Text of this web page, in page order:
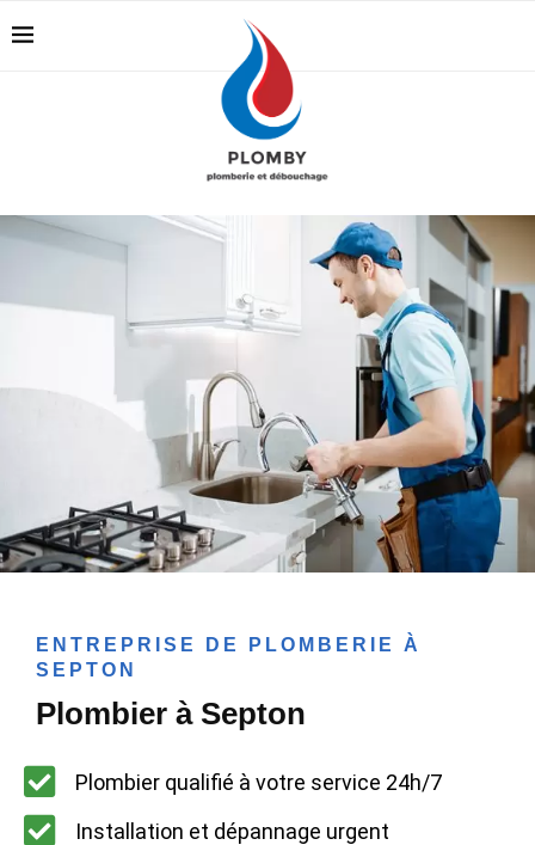
ENTREPRISE DE PLOMBERIE À
SEPTON
Plombier à Septon
Plombier qualifié à votre service 24h/7
Installation et dépannage urgent